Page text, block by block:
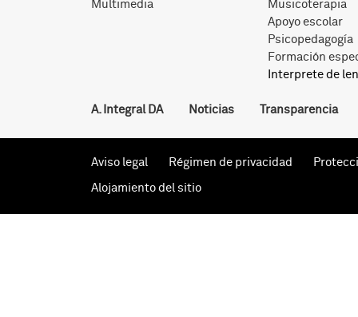
Multimedia
Musicoterapia
Apoyo escolar
Psicopedagogía
Formación
Interprete de
A. Integral DA Noticias Transparencia
Aviso legal Régimen de privacidad
Alojamiento del sitio